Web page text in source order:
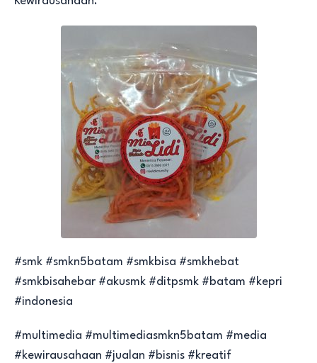
#smk #smkn5batam #smkbisa #smkhebat
#smkbisahebar #akusmk #ditpsmk #batam #kepri
#indonesia
#multimedia #multimediasmkn5batam #media
#kewirausahaan #jualan #bisnis #kreatif